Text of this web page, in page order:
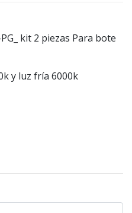
kit 2 piezas Para bote
y luz fría 6000k